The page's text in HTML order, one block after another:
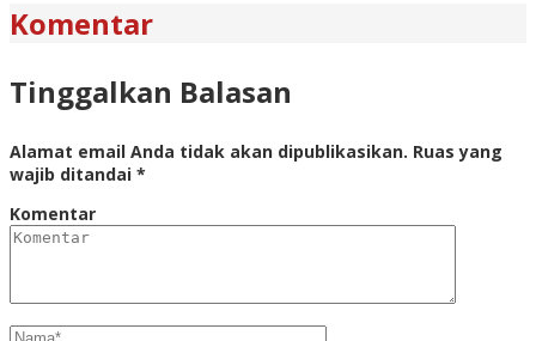
Komentar
Tinggalkan Balasan
Alamat email Anda tidak akan dipublikasikan. Ruas yang
wajib ditandai *
Komentar